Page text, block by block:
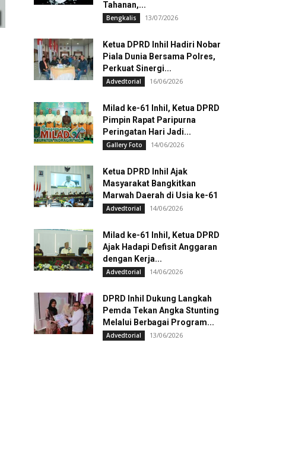
Tahanan,...
Bengkalis 13/07/2026
Ketua DPRD Inhil Hadiri Nobar
Piala Dunia Bersama Polres,
Perkuat Sinergi...
Advedtorial 16/06/2026
Milad ke-61 Inhil, Ketua DPRD
Pimpin Rapat Paripurna
Peringatan Hari Jadi...
Gallery Foto 14/06/2026
Ketua DPRD Inhil Ajak
Masyarakat Bangkitkan
Marwah Daerah di Usia ke-61
Advedtorial 14/06/2026
Milad ke-61 Inhil, Ketua DPRD
Ajak Hadapi Defisit Anggaran
dengan Kerja...
Advedtorial 14/06/2026
DPRD Inhil Dukung Langkah
Pemda Tekan Angka Stunting
Melalui Berbagai Program...
Advedtorial 13/06/2026